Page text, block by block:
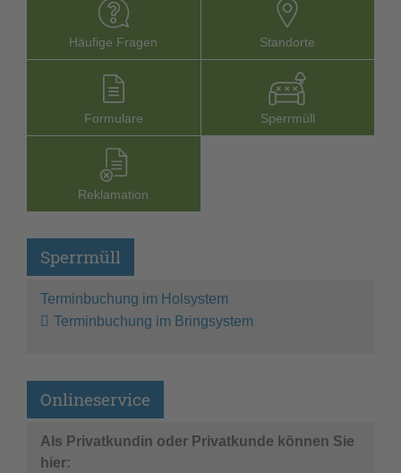
Häufige Fragen Stand­orte
Formu­lare Sperr­müll
Reklamation
Sperrmüll
Terminbuchung im Holsystem
Terminbuchung im Bringsystem
Onlineservice
Als Privatkundin oder Privatkunde können Sie
hier: